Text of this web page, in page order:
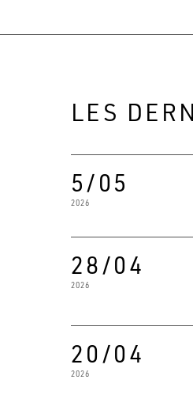
LES
5/05
2026
28/04
2026
20/04
2026